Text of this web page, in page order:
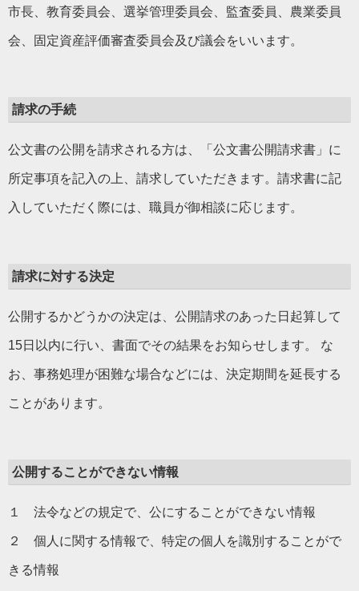
市長、教育委員会、選挙管理委員会、監査委員、農業委員
会、固定資産評価審査委員会及び議会をいいます。
請求の手続
公文書の公開を請求される方は、「公文書公開請求書」に
所定事項を記入の上、請求していただきます。請求書に記
入していただく際には、職員が御相談に応じます。
請求に対する決定
公開するかどうかの決定は、公開請求のあった日起算して
15日以内に行い、書面でその結果をお知らせします。 な
お、事務処理が困難な場合などには、決定期間を延長する
ことがあります。
公開することができない情報
１ 法令などの規定で、公にすることができない情報
２ 個人に関する情報で、特定の個人を識別することがで
きる情報